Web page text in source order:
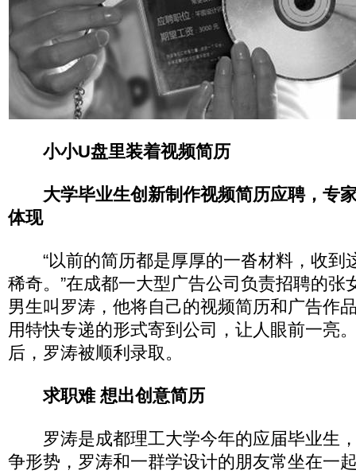
小小U盘里装着视频简历
大学毕业生创新制作视频简历应聘，专
体现
“以前的简历都是厚厚的一沓材料，收到
稀奇。”在成都一大型广告公司负责招聘的张
男生叫罗涛，他将自己的视频简历和广告作
用特快专递的形式寄到公司，让人眼前一亮
后，罗涛被顺利录取。
求职难 想出创意简历
罗涛是成都理工大学今年的应届毕业生
争形势，罗涛和一群学设计的朋友常坐在一